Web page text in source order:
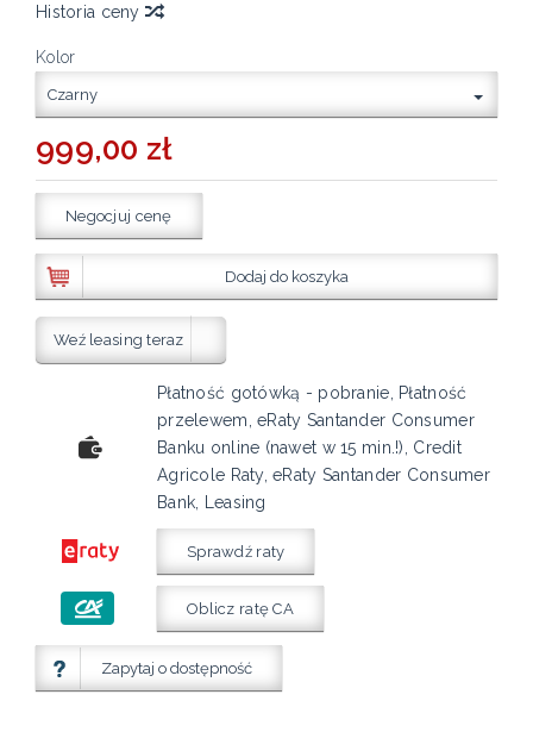
Historia ceny
Kolor
Czarny
999,00 zł
Negocjuj cenę
Dodaj do koszyka
Weź leasing teraz
Płatność gotówką - pobranie, Płatność
przelewem, eRaty Santander Consumer
Banku online (nawet w 15 min.!), Credit
Agricole Raty, eRaty Santander Consumer
Bank, Leasing
Sprawdź raty
Oblicz ratę CA
Zapytaj o dostępność